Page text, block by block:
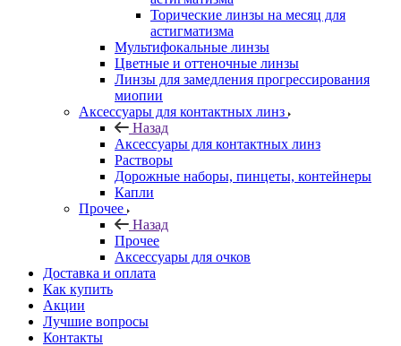
Торические линзы на месяц для
астигматизма
Мультифокальные линзы
Цветные и оттеночные линзы
Линзы для замедления прогрессирования
миопии
Аксессуары для контактных линз
Назад
Аксессуары для контактных линз
Растворы
Дорожные наборы, пинцеты, контейнеры
Капли
Прочее
Назад
Прочее
Аксессуары для очков
Доставка и оплата
Как купить
Акции
Лучшие вопросы
Контакты